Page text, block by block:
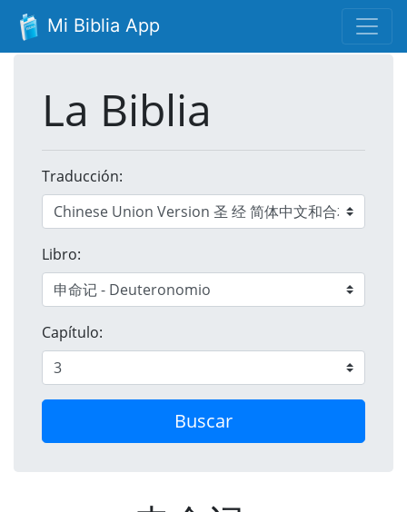
Mi Biblia App
La Biblia
Traducción:
Libro:
Capítulo:
Buscar